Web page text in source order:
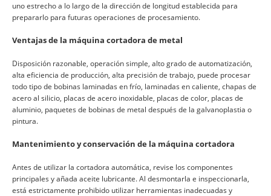
uno estrecho a lo largo de la dirección de longitud establecida para
prepararlo para futuras operaciones de procesamiento.
Ventajas de la máquina cortadora de metal
Disposición razonable, operación simple, alto grado de automatización,
alta eficiencia de producción, alta precisión de trabajo, puede procesar
todo tipo de bobinas laminadas en frío, laminadas en caliente, chapas de
acero al silicio, placas de acero inoxidable, placas de color, placas de
aluminio, paquetes de bobinas de metal después de la galvanoplastia o
pintura.
Mantenimiento y conservación de la máquina cortadora
Antes de utilizar la cortadora automática, revise los componentes
principales y añada aceite lubricante. Al desmontarla e inspeccionarla,
está estrictamente prohibido utilizar herramientas inadecuadas y